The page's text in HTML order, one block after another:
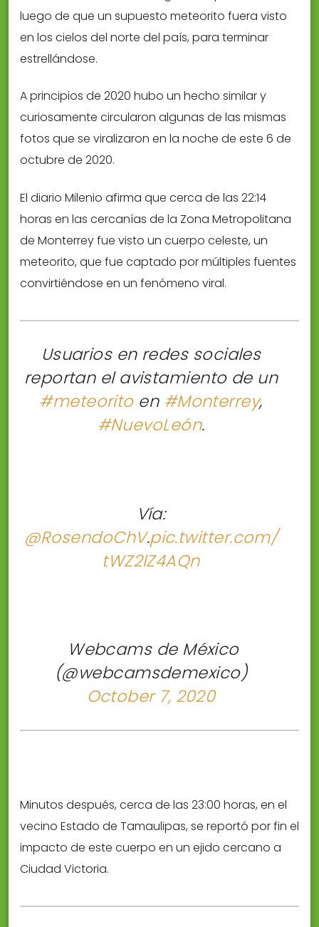
luego de que un supuesto meteorito fuera visto
en los cielos del norte del país, para terminar
estrellándose.
A principios de 2020 hubo un hecho similar y
curiosamente circularon algunas de las mismas
fotos que se viralizaron en la noche de este 6 de
octubre de 2020.
El diario Milenio afirma que cerca de las 22:14
horas en las cercanías de la Zona Metropolitana
de Monterrey fue visto un cuerpo celeste, un
meteorito, que fue captado por múltiples fuentes
convirtiéndose en un fenómeno viral.
Usuarios en redes sociales
reportan el avistamiento de un
#meteoritoen #Monterrey,
#NuevoLeón.
Vía:
@RosendoChV.pic.twitter.com/
tWZ2lZ4AQn
 Webcams de México
(@webcamsdemexico)
October 7, 2020
Minutos después, cerca de las 23:00 horas, en el
vecino Estado de Tamaulipas, se reportó por fin el
impacto de este cuerpo en un ejido cercano a
Ciudad Victoria.